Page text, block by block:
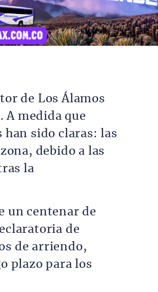
de Los Álamos
A medida que
han sido claras: las
debido a las
la
un centenar de
de
de arriendo,
plazo para los